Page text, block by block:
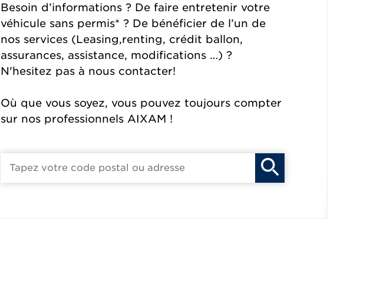
Besoin d’informations ? De faire entretenir votre
véhicule sans permis* ? De bénéficier de l’un de
nos services (Leasing,renting, crédit ballon,
assurances, assistance, modifications …) ?
N'hesitez pas à nous contacter!
Où que vous soyez, vous pouvez toujours compter
sur nos professionnels AIXAM !